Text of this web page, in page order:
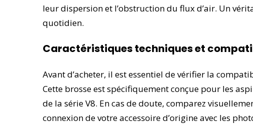
leur dispersion et l’obstruction du flux d’air. Un
quotidien.
Caractéristiques techniques et
Avant d’acheter, il est essentiel de vérifier la
Cette brosse est spécifiquement conçue pour les
de la série V8. En cas de doute, comparez
connexion de votre accessoire d’origine avec les